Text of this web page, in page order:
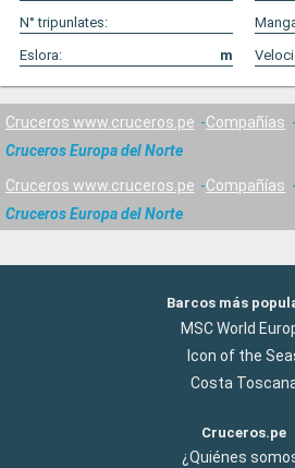
N° tripunlates:
Eslora:
m
Cruceros www.cruceros.pe Compañías
Cruceros Europa del Norte
Cruceros www.cruceros.pe Compañías
Cruceros Europa del Norte
Barcos más
MSC World
Icon of the
Costa
Cruceros.pe
¿Quiénes